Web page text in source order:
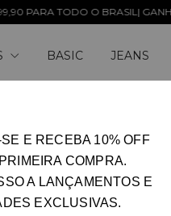
O BRASIL| GANHE 5% OFF
BASIC JEANS
E RECEBA 10% OFF
COMPRA.
A LANÇAMENTOS E
EXCLUSIVAS.